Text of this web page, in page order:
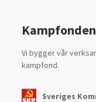
Kampfonden
Vi bygger vår
kampfond.
Sveriges